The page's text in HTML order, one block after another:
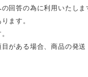
回答の為に利用いたしま
ます。
がある場合、商品の発